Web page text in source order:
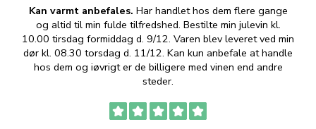
Kan varmt anbefales. Har handlet hos dem flere gange
og altid til min fulde tilfredshed. Bestilte min julevin kl.
10.00 tirsdag formiddag d. 9/12. Varen blev leveret ved min
dør kl. 08.30 torsdag d. 11/12. Kan kun anbefale at handle
hos dem og iøvrigt er de billigere med vinen end andre
steder.